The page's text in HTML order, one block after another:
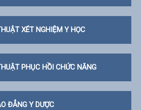
XÉT NGHIỆM Y HỌC
PHỤC HỒI CHỨC NĂNG
ĐẲNG Y DƯỢC